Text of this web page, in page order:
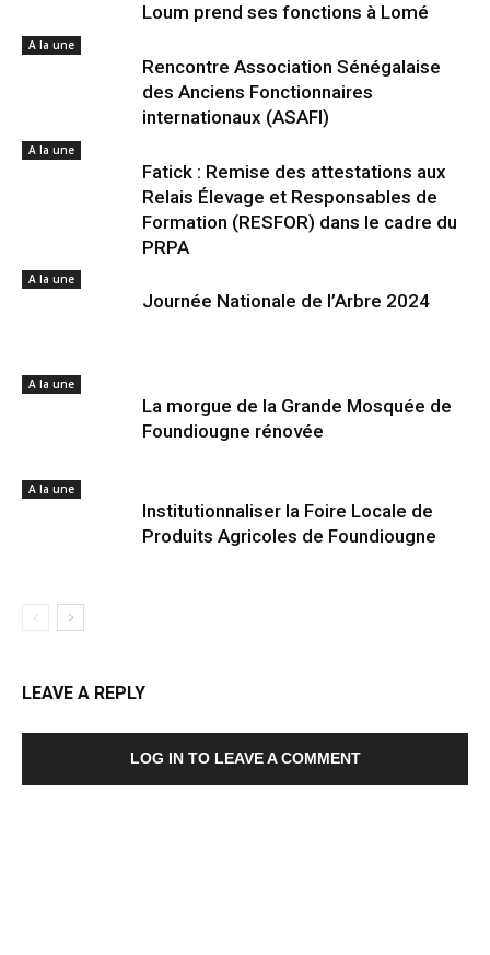
Loum prend ses fonctions à Lomé
A la une
Rencontre Association Sénégalaise
des Anciens Fonctionnaires
internationaux (ASAFI)
A la une
Fatick : Remise des attestations aux
Relais Élevage et Responsables de
Formation (RESFOR) dans le cadre du
PRPA
A la une
Journée Nationale de l’Arbre 2024
A la une
La morgue de la Grande Mosquée de
Foundiougne rénovée
A la une
Institutionnaliser la Foire Locale de
Produits Agricoles de Foundiougne
LEAVE A REPLY
LOG IN TO LEAVE A COMMENT